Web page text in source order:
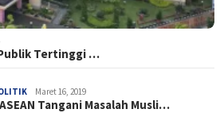
Tertinggi …
Maret 16, 2019
Tangani Masalah Musli…